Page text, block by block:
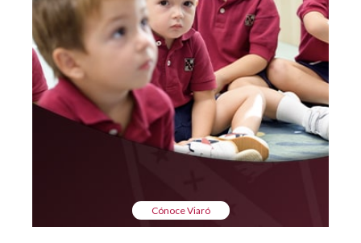
Cónoce Viaró